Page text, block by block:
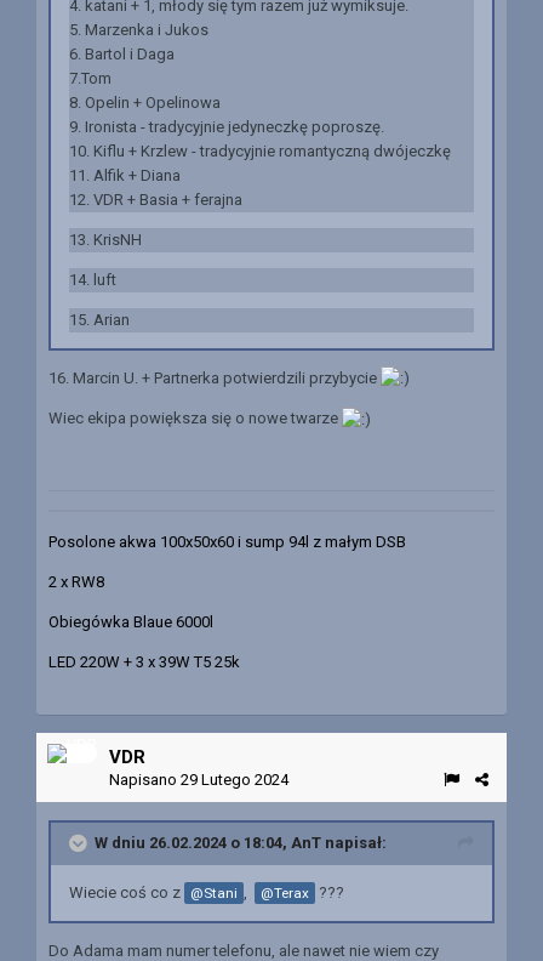
4. katani + 1, młody się tym razem już wymiksuje.
5. Marzenka i Jukos
6. Bartol i Daga
7.Tom
8. Opelin + Opelinowa
9. Ironista - tradycyjnie jedyneczkę poproszę.
10. Kiflu + Krzlew - tradycyjnie romantyczną dwójeczkę
11. Alfik + Diana
12. VDR + Basia + ferajna
13. KrisNH
14. luft
15. Arian
16. Marcin U. + Partnerka potwierdzili przybycie
Wiec ekipa powiększa się o nowe twarze
Posolone akwa 100x50x60 i sump 94l z małym DSB
2 x RW8
Obiegówka Blaue 6000l
LED 220W + 3 x 39W T5 25k
VDR
Napisano 29 Lutego 2024
W dniu 26.02.2024 o 18:04, AnT napisał:
Wiecie coś co z @Stani @Terax ???
Do Adama mam numer telefonu, ale nawet nie wiem czy